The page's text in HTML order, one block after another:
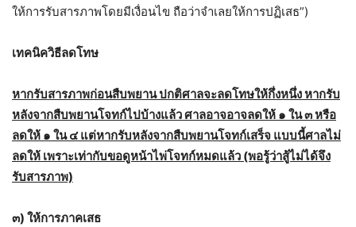
ให้การรับสารภาพโดยมีเงื่อนไข ถือว่าจำเลยให้การปฏิเสธ”)
เทคนิควิธีลดโทษ
หากรับสารภาพก่อนสืบพยาน ปกติศาลจะลดโทษให้กึ่งหนึ่ง หากรับ
หลังจากสืบพยานโจทก์ไปบ้างแล้ว ศาลอาจอาจลดให้ ๑ ใน ๓ หรือ
ลดให้ ๑ ใน ๔ แต่หากรับหลังจากสืบพยานโจทก์เสร็จ แบบนี้ศาลไม่
ลดให้ เพราะเท่ากับขอดูหน้าไพ่โจทก์หมดแล้ว (พอรู้ว่าสู้ไม่ได้จึง
รับสารภาพ)
๓) ให้การภาคเสธ